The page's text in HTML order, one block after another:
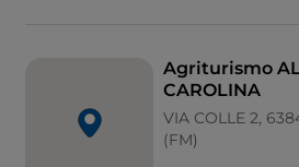
Agriturismo
CAROLINA
VIA COLLE 2,
(FM)